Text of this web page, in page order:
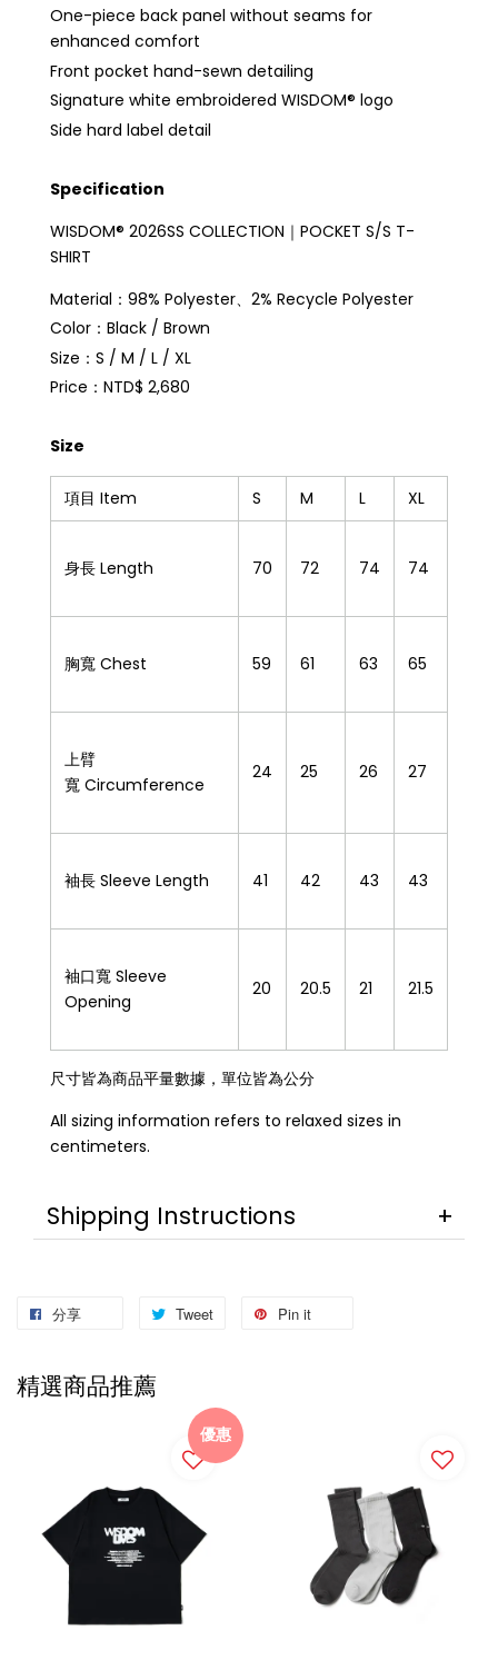
One-piece back panel without seams for
enhanced comfort
Front pocket hand-sewn detailing
Signature white embroidered WISDOM® logo
Side hard label detail
Specification
WISDOM® 2026SS COLLECTION｜POCKET S/S T-
SHIRT
Material：98% Polyester、2% Recycle Polyester
Color：Black / Brown
Size：S / M / L / XL
Price：NTD$ 2,680
Size
項目 Item S M L XL
身長 Length 70 72 74 74
胸寬 Chest 59 61 63 65
上臂
寬 Circumference
24 25 26 27
袖長 Sleeve Length 41 42 43 43
袖口寬 Sleeve
Opening
20 20.5 21 21.5
尺寸皆為商品平量數據，單位皆為公分
All sizing information refers to relaxed sizes in
centimeters.
Shipping Instructions
分享 Tweet Pin it
精選商品推薦
優惠